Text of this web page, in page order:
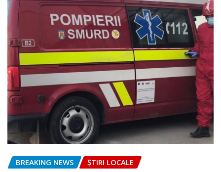
BREAKING NEWS ȘTIRI LOCALE